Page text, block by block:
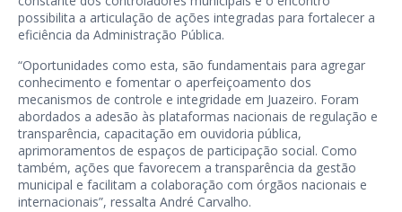
possibilita a articulação de ações integradas para fortalecer a
eficiência da Administração Pública.
“Oportunidades como esta, são fundamentais para agregar
conhecimento e fomentar o aperfeiçoamento dos
mecanismos de controle e integridade em Juazeiro. Foram
abordados a adesão às plataformas nacionais de regulação e
transparência, capacitação em ouvidoria pública,
aprimoramentos de espaços de participação social. Como
também, ações que favorecem a transparência da gestão
municipal e facilitam a colaboração com órgãos nacionais e
internacionais”, ressalta André Carvalho.